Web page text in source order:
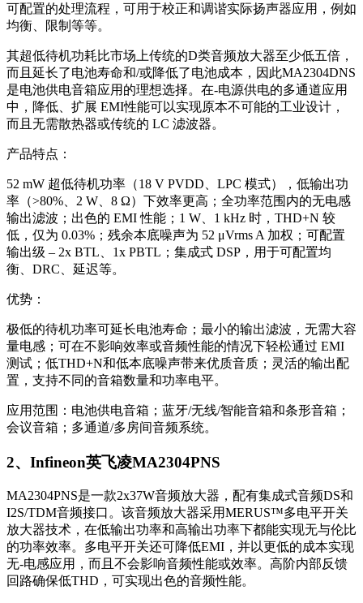
可配置的处理流程，可用于校正和调谐实际扬声器应用，例如
均衡、限制等等。
其超低待机功耗比市场上传统的D类音频放大器至少低五倍，
而且延长了电池寿命和/或降低了电池成本，因此MA2304DNS
是电池供电音箱应用的理想选择。在‑电源供电的多通道应用
中，降低、扩展 EMI性能可以实现原本不可能的工业设计，
而且无需散热器或传统的 LC 滤波器。
产品特点：
52 mW 超低待机功率（18 V PVDD、LPC 模式），低输出功
率（>80%、2 W、8 Ω）下效率更高；全功率范围内的无电感
输出滤波；出色的 EMI 性能；1 W、1 kHz 时，THD+N 较
低，仅为 0.03%；残余本底噪声为 52 μVrms A 加权；可配置
输出级 – 2x BTL、1x PBTL；集成式 DSP，用于可配置均
衡、DRC、延迟等。
优势：
极低的待机功率可延长电池寿命；最小的输出滤波，无需大容
量电感；可在不影响效率或音频性能的情况下轻松通过 EMI
测试；低THD+N和低本底噪声带来优质音质；灵活的输出配
置，支持不同的音箱数量和功率电平。
应用范围：电池供电音箱；蓝牙/无线/智能音箱和条形音箱；
会议音箱；多通道/多房间音频系统。
2、Infineon英飞凌MA2304PNS
MA2304PNS是一款2x37W音频放大器，配有集成式音频DS和
I2S/TDM音频接口。该音频放大器采用MERUS™多电平开关
放大器技术，在低输出功率和高输出功率下都能实现无与伦比
的功率效率。多电平开关还可降低EMI，并以更低的成本实现
无‑电感应用，而且不会影响音频性能或效率。高阶内部反馈
回路确保低THD，可实现出色的音频性能。